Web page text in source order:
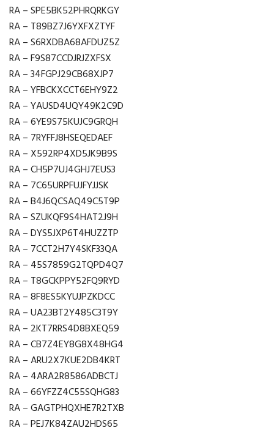
RA – SPE5BK52PHRQRKGY
RA – T89BZ7J6YXFXZTYF
RA – S6RXDBA68AFDUZ5Z
RA – F9S87CCDJRJZXFSX
RA – 34FGPJ29CB68XJP7
RA – YFBCKXCCT6EHY9Z2
RA – YAUSD4UQY49K2C9D
RA – 6YE9S75KUJC9GRQH
RA – 7RYFFJ8HSEQEDAEF
RA – X592RP4XD5JK9B9S
RA – CH5P7UJ4GHJ7EUS3
RA – 7C65URPFUJFYJJSK
RA – B4J6QCSAQ49C5T9P
RA – SZUKQF9S4HAT2J9H
RA – DYS5JXP6T4HUZZTP
RA – 7CCT2H7Y4SKF33QA
RA – 45S7859G2TQPD4Q7
RA – T8GCKPPY52FQ9RYD
RA – 8F8ES5KYUJPZKDCC
RA – UA23BT2Y485C3T9Y
RA – 2KT7RRS4D8BXEQ59
RA – CB7Z4EY8G8X48HG4
RA – ARU2X7KUE2DB4KRT
RA – 4ARA2R8586ADBCTJ
RA – 66YFZZ4C55SQHG83
RA – GAGTPHQXHE7R2TXB
RA – PEJ7K84ZAU2HDS65